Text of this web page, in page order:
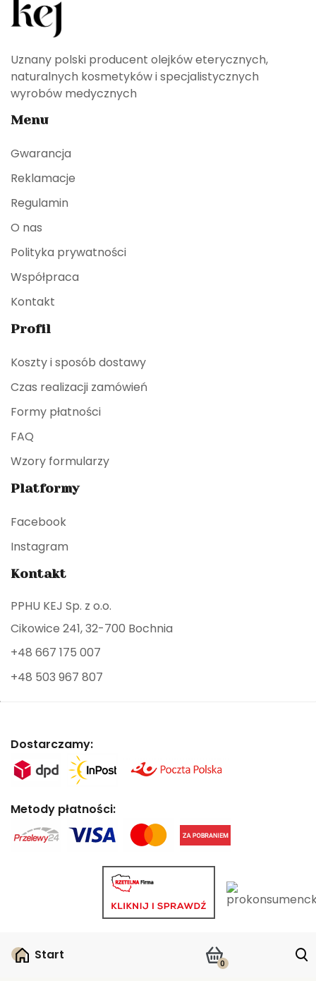
Start
0
Uznany polski producent olejków eterycznych,
naturalnych kosmetyków i specjalistycznych
wyrobów medycznych
Menu
Gwarancja
Reklamacje
Regulamin
O nas
Polityka prywatności
Współpraca
Kontakt
Profil
Koszty i sposób dostawy
Czas realizacji zamówień
Formy płatności
FAQ
Wzory formularzy
Platformy
Facebook
Instagram
Kontakt
PPHU KEJ Sp. z o.o.
Cikowice 241, 32-700 Bochnia
+48 667 175 007
+48 503 967 807
Dostarczamy:
Metody płatności: